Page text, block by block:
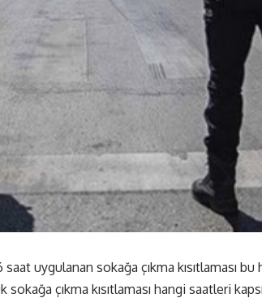
uygulanan sokağa çıkma kısıtlaması
çıkma kısıtlaması hangi saatleri